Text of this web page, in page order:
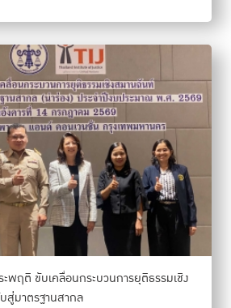
พฤติ ขับเคลื่อนกระบวนการยุติธรรมเชิง
สู่มาตรฐานสากล